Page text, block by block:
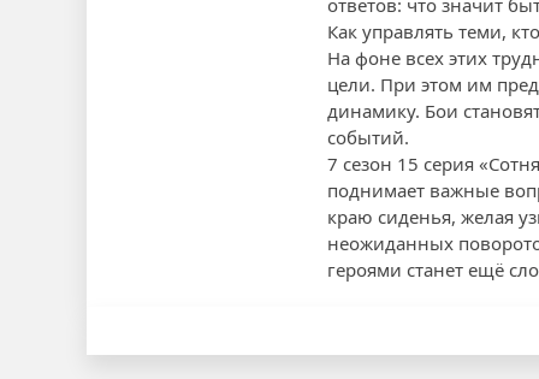
ответов: что значит
Как управлять теми,
На фоне всех этих
цели. При этом им
динамику. Бои
событий.
7 сезон 15 серия
поднимает важные
краю сиденья, желая
неожиданных
героями станет ещё